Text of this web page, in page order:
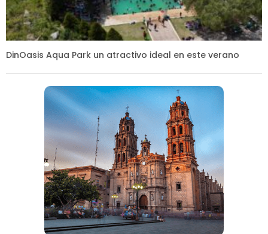
DinOasis Aqua Park un atractivo ideal en este verano